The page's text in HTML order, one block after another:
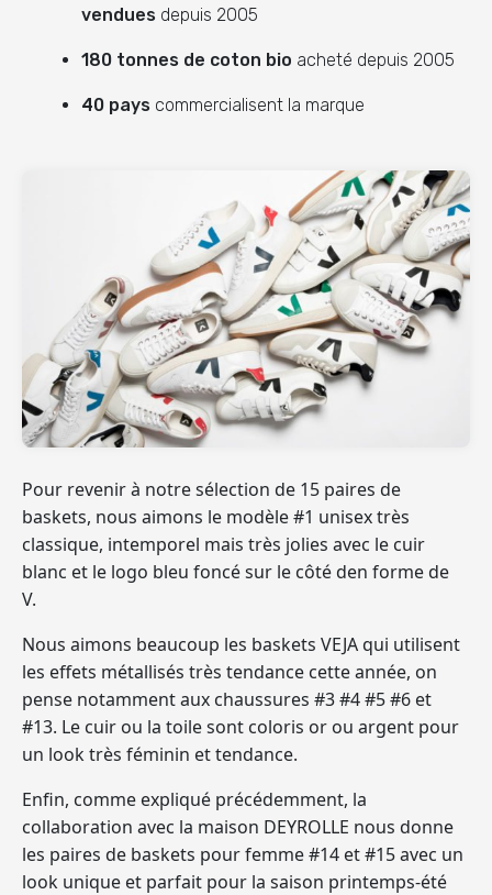
vendues depuis 2005
180 tonnes de coton bio acheté depuis 2005
40 pays commercialisent la marque
Pour revenir à notre sélection de 15 paires de
baskets, nous aimons le modèle #1 unisex très
classique, intemporel mais très jolies avec le cuir
blanc et le logo bleu foncé sur le côté den forme de
V.
Nous aimons beaucoup les baskets VEJA qui utilisent
les effets métallisés très tendance cette année, on
pense notamment aux chaussures #3 #4 #5 #6 et
#13. Le cuir ou la toile sont coloris or ou argent pour
un look très féminin et tendance.
Enfin, comme expliqué précédemment, la
collaboration avec la maison DEYROLLE nous donne
les paires de baskets pour femme #14 et #15 avec un
look unique et parfait pour la saison printemps-été